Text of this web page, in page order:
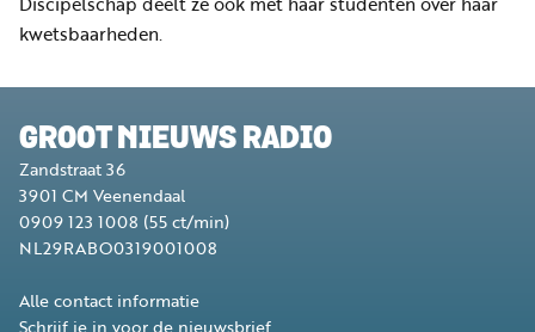
kwetsbaarheden.
GROOT NIEUWS RADIO
Zandstraat 36
3901 CM Veenendaal
0909 123 1008 (55 ct/min)
NL29RABO0319001008
Alle contact informatie
Schrijf je in voor de nieuwsbrief